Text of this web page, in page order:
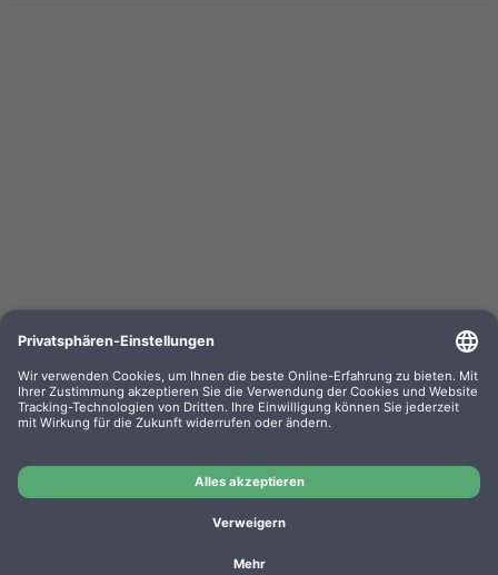
Kompa. Farbband Epson LQ 800 Gr. 633 / 635
universal Nylon HD schwarz 0633.01
Hersteller: WP
Nylon HD schwarz 0633.01